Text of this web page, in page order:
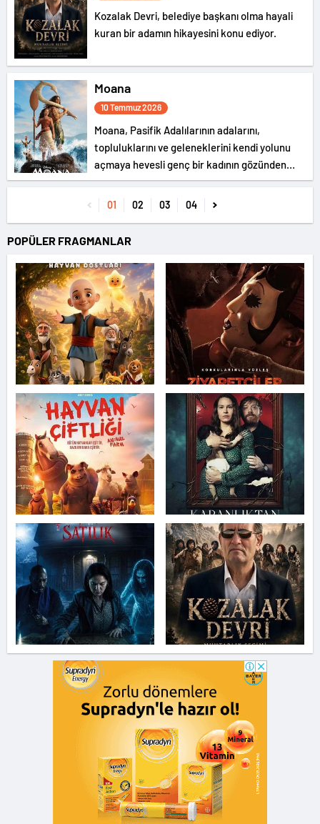
Kozalak Devri, belediye başkanı olma hayali
kuran bir adamın hikayesini konu ediyor.
Moana
10 Temmuz 2026
Moana, Pasifik Adalılarının adalarını,
topluluklarını ve geleneklerini kendi yolunu
açmaya hevesli genç bir kadının gözünden
anlatıyor.
01 02 03 04
POPÜLER FRAGMANLAR